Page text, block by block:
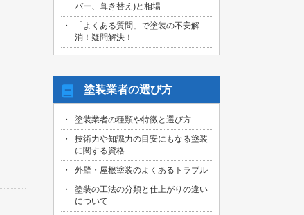
た！
2026/07/29
名古屋市千種区のお客様より、エントラ
ンス雨漏り修繕工事の御見積依頼を頂き
バー、葺き替え)と相場
「よくある質問」で塗装の不安解
消！疑問解決！
塗装業者の選び方
塗装業者の種類や特徴と選び方
技術力や知識力の目安にもなる塗装
に関する資格
外壁・屋根塗装のよくあるトラブル
塗装の工法の分類と仕上がりの違い
について